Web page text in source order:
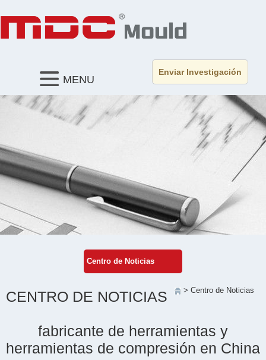
Enviar Investigación
MENU
Centro de Noticias
CENTRO DE NOTICIAS > Centro de Noticias
fabricante de herramientas y
herramientas de compresión en China